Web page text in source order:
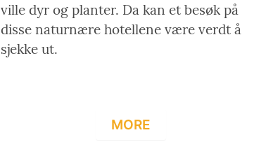
ville dyr og planter. Da kan et besøk på
disse naturnære hotellene være verdt å
sjekke ut.
MORE